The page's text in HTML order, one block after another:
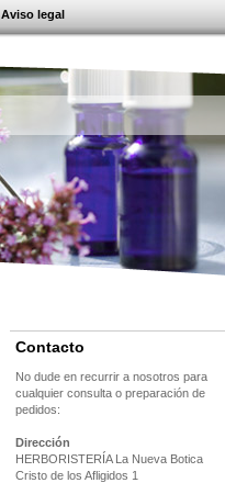
Aviso legal
Contacto
No dude en recurrir a nosotros para
cualquier consulta o preparación de
pedidos:
Dirección
HERBORISTERÍA La Nueva Botica
Cristo de los Afligidos 1